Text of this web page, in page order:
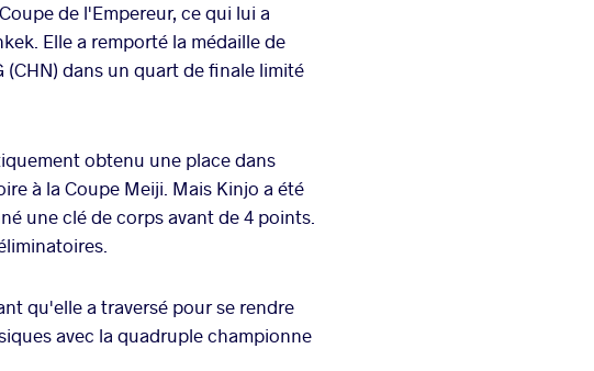
de l'Empereur, ce qui lui a
Elle a remporté la médaille de
dans un quart de finale limité
obtenu une place dans
à la Coupe Meiji. Mais Kinjo a été
une clé de corps avant de 4 points.
qu'elle a traversé pour se rendre
avec la quadruple championne